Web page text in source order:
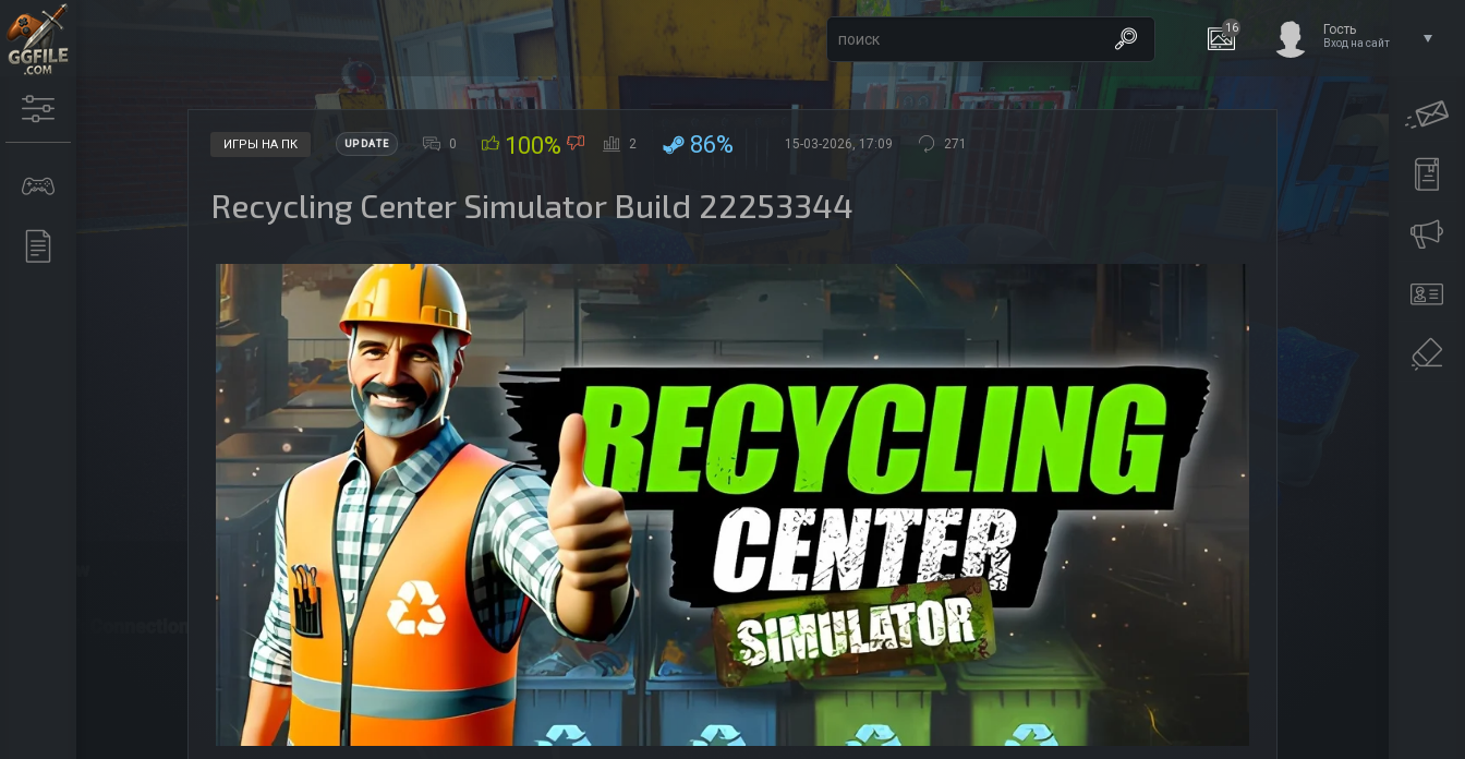
16 Гость
Вход на сайт
ИГРЫ НА ПК UPDATE 0 100% 2 86% 15-03-2026, 17:09 271
Recycling Center Simulator Build 22253344